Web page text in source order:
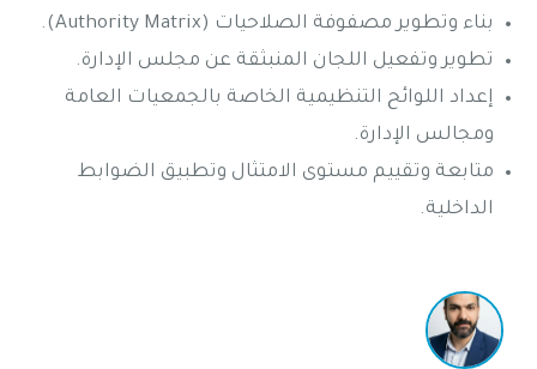
بناء وتطوير مصفوفة الصلاحيات (Authority Matrix).
تطوير وتفعيل اللجان المنبثقة عن مجلس الإدارة.
إعداد اللوائح التنظيمية الخاصة بالجمعيات العامة
ومجالس الإدارة.
متابعة وتقييم مستوى الامتثال وتطبيق الضوابط
الداخلية.